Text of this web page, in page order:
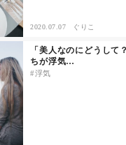
2020.07.07 ぐりこ
「美人なのにどうして
ちが浮気…
浮気